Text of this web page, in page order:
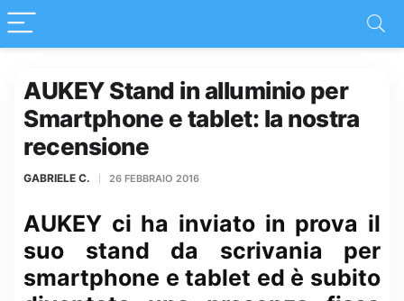
AUKEY Stand in alluminio per
Smartphone e tablet: la nostra
recensione
GABRIELE C. 26 FEBBRAIO 2016
AUKEY ci ha inviato in prova il
suo stand da scrivania per
smartphone e tablet ed è subito